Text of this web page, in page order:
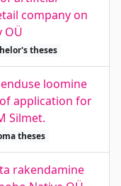
company on
OÜ
theses
loomine
application for
Silmet.
theses
rakendamine